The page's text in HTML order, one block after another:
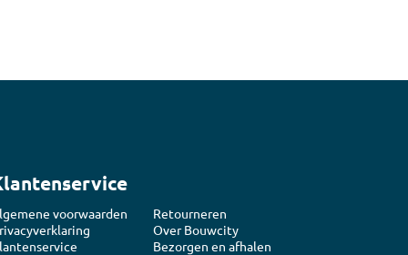
voorwaarden
Retourneren
Over Bouwcity
Bezorgen en afhalen